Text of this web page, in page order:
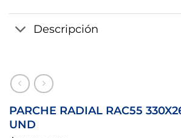
Descripción
PARCHE RADIAL RAC55
UND